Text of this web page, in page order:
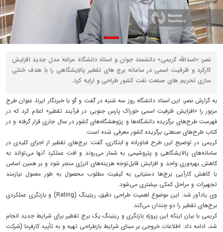
نصر: «اسدالله کریمی» دانشمند جوان و استاد دانشگاه مراغه مدل جدید افزایش
کارکرد و ظرفیت اسمی در سامانه برج های تقطیر پالایشگاهی را با هدف خنثی
سازی تحریم های صنعت نفت کشور طراحی و ارایه کرد.
به گزارش نصر، این استاد دانشگاه روز سه شنبه در گفت و گو با خبرنگار ایرنا، عنوان طرح
مزبور را «افزایش ظرفیت اسمی خوراک پارس جنوبی در فرآیند تقطیر» اعلام کرد که در
فهرست طرح‌های برگزیده دانشگاه‌ها و پژوهشگاه‌های کشور در سال جاری قرار گرفته و در
کتاب طرح‌های صنعتی برگزیده کشور معرفی شده است.
کریمی در توضیح این طرح فناورانه و ابتکاری، گفت: برج‌های تقطیر از اجزای کلیدی در
سامانه‌های پالایشگاهی و پتروشیمی به شمار می‌روند و افت عملکرد آنها می‌تواند به
کاهش بهره‌وری واحد و افزایش قابل‌توجه هزینه‌های انرژی منجر شود و بر همین اساس
با کاهش کارآیی برج‌ها دستیابی به کیفیت مطلوب محصول به طور معمول نیازمند
تجهیزات و مراحل کمکی بیشتری می‌شود.
وی یادآور شد: این موضوع اهمیت طراحی دقیق، ریتینگ (Rating) و بازنگری عملکردی
برج‌های تقطیر را دو چندان می‌کند.
کریمی با بیان اینکه این پروژه بازنگری و ریتینگ یک برج تقطیر برای شرایط جدید انجام
شد، ادامه داد: اطلاعات خروجی بر مبنای شرایط بازطراحی تهیه و به تأیید کارفرما (شرکت